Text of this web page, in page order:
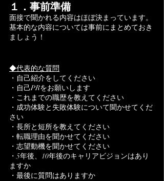
１．事前準備
面接で聞かれる内容はほぼ決まっています。
基本的な内容については事前にまとめておき
ましょう！
◆代表的な質問
・自己紹介をしてください
・自己PRをお願いします
・これまでの職歴を教えてください
・成功体験と失敗体験について聞かせてくだ
さい
・長所と短所を教えてください
・転職理由を聞かせてください
・志望動機を聞かせてください
・5年後、10年後のキャリアビジョンはあり
ますか
・最後に質問はありますか